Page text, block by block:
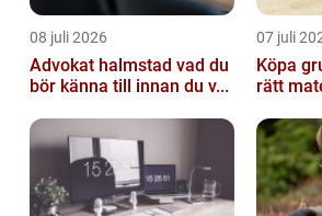
08 juli 2026
Advokat halmstad vad du
bör känna till innan du v...
07 juli
Köpa grus så
rätt